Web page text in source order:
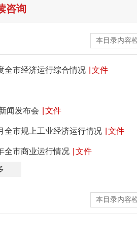
咨询
全市经济运行综合情况 文件
闻发布会 文件
全市规上工业经济运行情况 文件
全市商业运行情况 文件